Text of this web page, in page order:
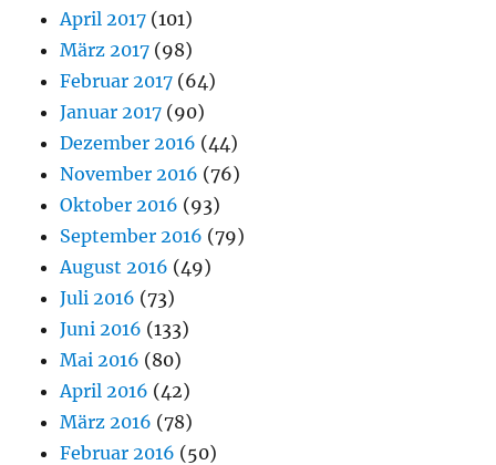
April 2017 (101)
März 2017 (98)
Februar 2017 (64)
Januar 2017 (90)
Dezember 2016 (44)
November 2016 (76)
Oktober 2016 (93)
September 2016 (79)
August 2016 (49)
Juli 2016 (73)
Juni 2016 (133)
Mai 2016 (80)
April 2016 (42)
März 2016 (78)
Februar 2016 (50)